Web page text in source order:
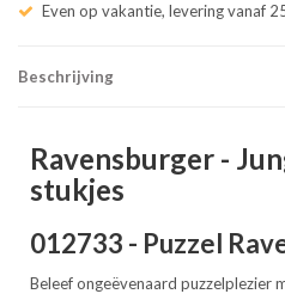
Even op vakantie, levering vanaf
Beschrijving
Ravensburger -
stukjes
012733 - Puzzel
Beleef ongeëvenaard puzzelplezier